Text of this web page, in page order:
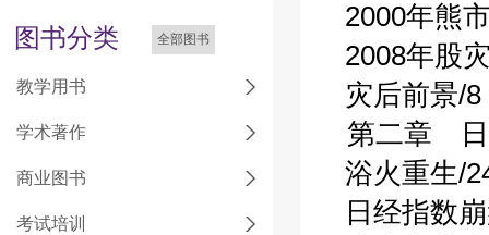
图书分类 全部图书
教学用书
学术著作
商业图书
考试培训
2000年熊
2008年股
灾后前景/8
第二章 日
浴火重生/
日经指数崩